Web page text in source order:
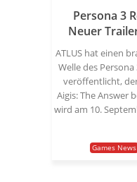
Persona 3
Neuer
ATLUS hat einen
Welle des
veröffentlicht,
Aigis: The Answer
wird am 10.
Games News